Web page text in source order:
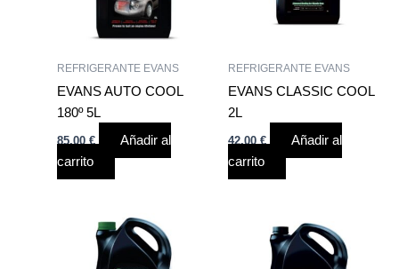
REFRIGERANTE EVANS
EVANS AUTO COOL
180º 5L
85,00€
Añadir al
carrito
REFRIGERANTE EVANS
EVANS CLASSIC COOL
2L
42,00€
Añadir al
carrito